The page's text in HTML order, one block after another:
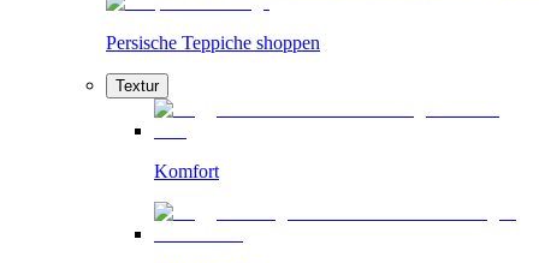
Persische Teppiche shoppen
Textur
Komfort